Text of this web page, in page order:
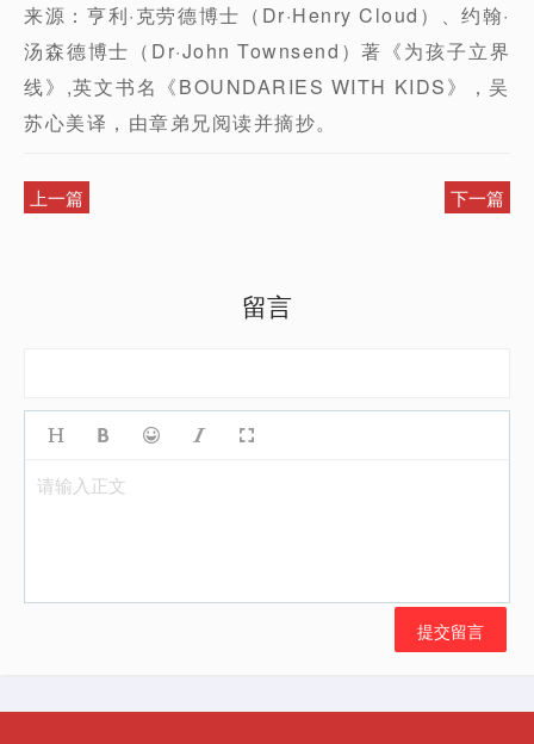
来源：亨利·克劳德博士（Dr·Henry Cloud）、约翰·
汤森德博士（Dr·John Townsend）著《为孩子立界
线》,英文书名《BOUNDARIES WITH KIDS》，吴
苏心美译，由章弟兄阅读并摘抄。
上一篇 下一篇
留言
请输入正文
提交留言